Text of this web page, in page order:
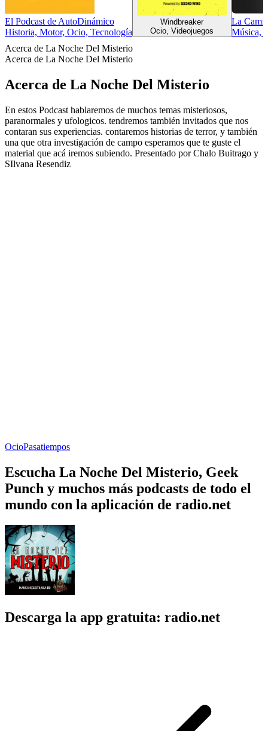
El Podcast de AutoDinámico
Historia, Motor, Ocio, Tecnología
Windbreaker
Ocio, Videojuegos
La
Música,
Acerca de La Noche Del Misterio
Acerca de La Noche Del Misterio
Acerca de La Noche Del Misterio
En estos Podcast hablaremos de muchos temas misteriosos,
paranormales y ufologicos. tendremos también invitados que nos
contaran sus experiencias. contaremos historias de terror, y también
una que otra investigación de campo esperamos que te guste el
material que acá iremos subiendo. Presentado por Chalo Buitrago y
SIlvana Resendiz
OcioPasatiempos
Escucha La Noche Del Misterio, Geek
Punch y muchos más podcasts de todo el
mundo con la aplicación de radio.net
Descarga la app gratuita: radio.net